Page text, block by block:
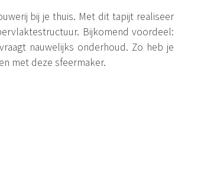
bij je thuis. Met dit tapijt realiseer
Bijkomend voordeel:
nauwelijks onderhoud. Zo heb je
met deze sfeermaker.